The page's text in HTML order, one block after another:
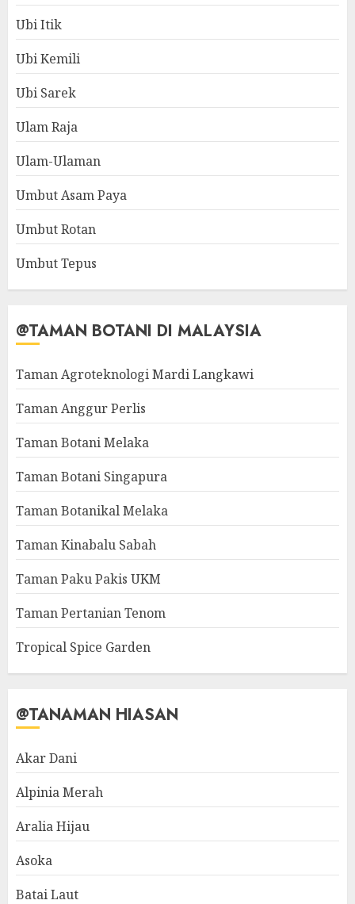
Ubi Itik
Ubi Kemili
Ubi Sarek
Ulam Raja
Ulam-Ulaman
Umbut Asam Paya
Umbut Rotan
Umbut Tepus
@TAMAN BOTANI DI MALAYSIA
Taman Agroteknologi Mardi Langkawi
Taman Anggur Perlis
Taman Botani Melaka
Taman Botani Singapura
Taman Botanikal Melaka
Taman Kinabalu Sabah
Taman Paku Pakis UKM
Taman Pertanian Tenom
Tropical Spice Garden
@TANAMAN HIASAN
Akar Dani
Alpinia Merah
Aralia Hijau
Asoka
Batai Laut